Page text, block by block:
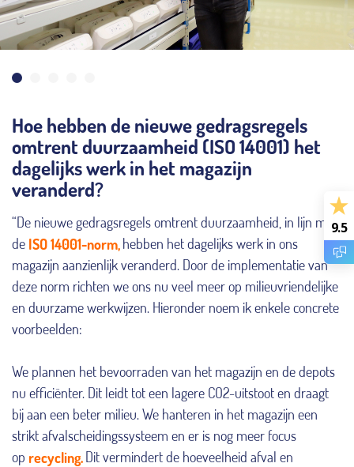
9.5
Hoe hebben de nieuwe gedragsregels
omtrent duurzaamheid (ISO 14001) het
dagelijks werk in het magazijn
veranderd?
“De nieuwe gedragsregels omtrent duurzaamheid, in lijn met
de ISO 14001-norm, hebben het dagelijks werk in ons
magazijn aanzienlijk veranderd. Door de implementatie van
deze norm richten we ons nu veel meer op milieuvriendelijke
en duurzame werkwijzen. Hieronder noem ik enkele concrete
voorbeelden:
We plannen het bevoorraden van het magazijn en de depots
nu efficiënter. Dit leidt tot een lagere CO2-uitstoot en draagt
bij aan een beter milieu. We hanteren in het magazijn een
strikt afvalscheidingssysteem en er is nog meer focus
op recycling. Dit vermindert de hoeveelheid afval en